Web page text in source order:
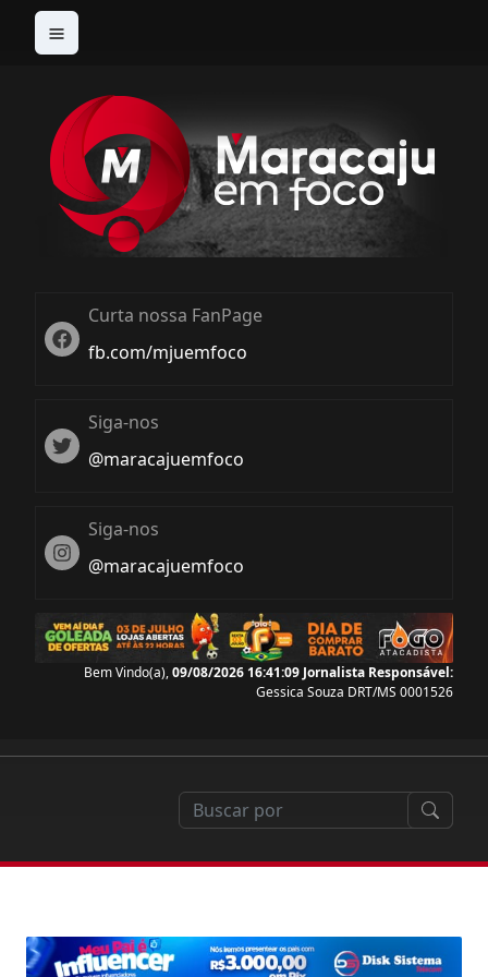
Twitter
Curta nossa FanPage
fb.com/mjuemfoco
Twiter
Siga-nos
@maracajuemfoco
Instagram
Siga-nos
@maracajuemfoco
Bem Vindo(a),09/08/2026 16:41:10 Jornalista Responsável:
Gessica Souza DRT/MS 0001526
dos Pais, Supermercado Estrela realiza